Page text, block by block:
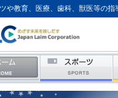
や教育、医療、歯科、獣医等の